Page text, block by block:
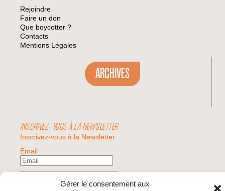
Gérer le consentement aux
Rejoindre
Faire un don
Que boycotter ?
Contacts
Mentions Légales
ARCHIVES
INSCRIVEZ-VOUS À LA NEWSLETTER
Inscrivez-vous à la Newsletter
Email
Valider